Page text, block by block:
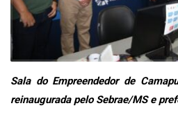
Sala do Empreendedor de
reinaugurada pelo Sebrae/MS e